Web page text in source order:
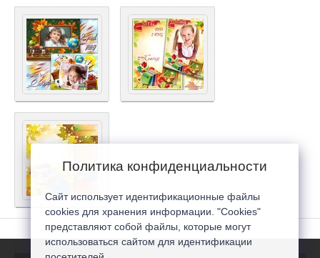
Политика конфиденциальности
Сайт использует идентификационные файлы
cookies для хранения информации. "Cookies"
представляют собой файлы, которые могут
использоваться сайтом для идентификации